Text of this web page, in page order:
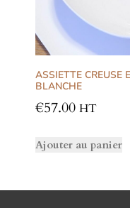
ASSIETTE CREUSE
BLANCHE
€57.00 HT
Ajouter au panier